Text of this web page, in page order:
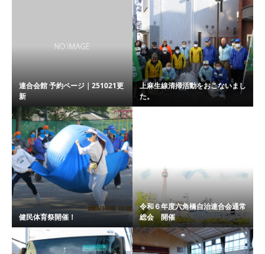
連合会館 予約ページ｜251021更
新
上麻生線清掃活動をおこないまし
た。
健民体育祭開催！
令和６年度六角橋自治連合会通常
総会 開催